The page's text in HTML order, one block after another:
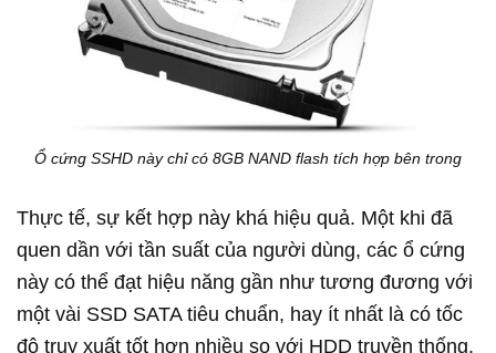
Ổ cứng SSHD này chỉ có 8GB NAND flash tích hợp bên trong
Thực tế, sự kết hợp này khá hiệu quả. Một khi đã
quen dần với tần suất của người dùng, các ổ cứng
này có thể đạt hiệu năng gần như tương đương với
một vài SSD SATA tiêu chuẩn, hay ít nhất là có tốc
độ truy xuất tốt hơn nhiều so với HDD truyền thống.